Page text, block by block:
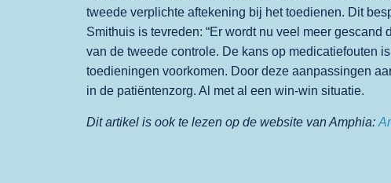
tweede verplichte aftekening bij het toedienen. Dit
Smithuis is tevreden: “Er wordt nu veel meer
van de tweede controle. De kans op medicatiefouten
toedieningen voorkomen. Door deze aanpassingen
in de patiëntenzorg. Al met al een win-win situatie.
Dit artikel is ook te lezen op de website van Amphia: